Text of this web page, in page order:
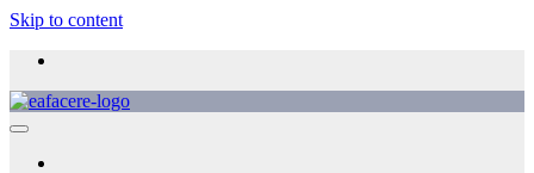
Skip to content